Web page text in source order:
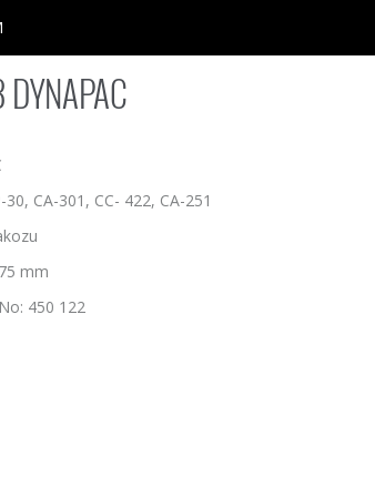
30, CA-301, CC- 422, CA-251
mm
450 122